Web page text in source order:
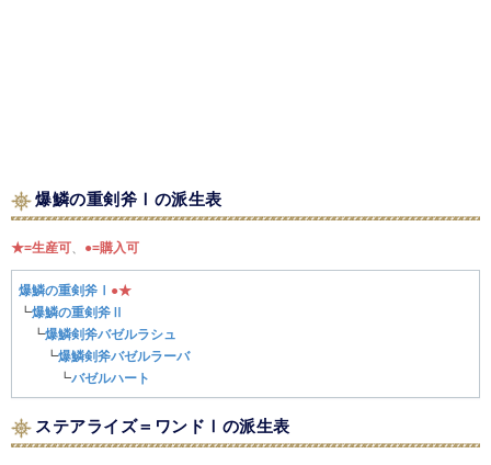
爆鱗の重剣斧Ⅰの派生表
★=生産可 ●=購入可
爆鱗の重剣斧Ⅰ ●★
┗爆鱗の重剣斧Ⅱ
┗爆鱗剣斧バゼルラシュ
┗爆鱗剣斧バゼルラーバ
┗バゼルハート
ステアライズ＝ワンドⅠの派生表